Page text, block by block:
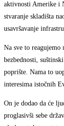
aktivnosti Amerike i
stvaranje skladišta
usavršavanje
Na sve to reagujemo
bezbednosti,
poprište. Nama to
interesima istočnih
On je dodao da će
proglasivši sebe